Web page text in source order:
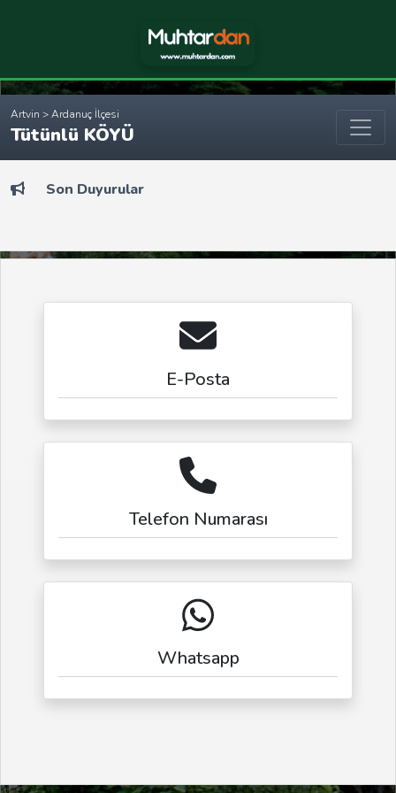
Artvin > Ardanuç İlçesi
Tütünlü KÖYÜ
Son Duyurular
E-Posta
Telefon Numarası
Whatsapp